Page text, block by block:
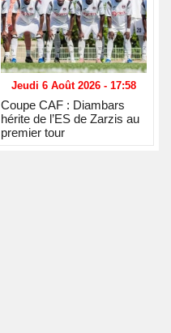
Jeudi 6 Août 2026 - 17:58
Coupe CAF : Diambars
hérite de l’ES de Zarzis au
premier tour